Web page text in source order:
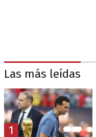
Las más leídas
1